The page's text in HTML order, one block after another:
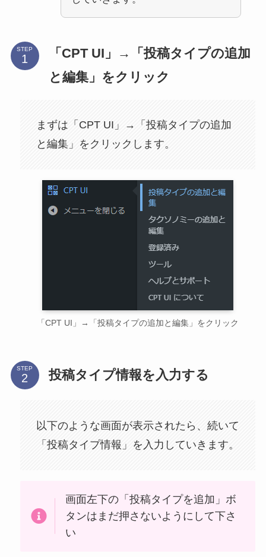
STEP
「CPT UI」→「投稿タイプの追加
と編集」をクリック
まずは「CPT UI」→「投稿タイプの追加
と編集」をクリックします。
「CPT UI」→「投稿タイプの追加と編集」をクリック
STEP 投稿タイプ情報を入力する
以下のような画面が表示されたら、続いて
「投稿タイプ情報」を入力していきます。
画面左下の「投稿タイプを追加」ボ
タンはまだ押さないようにして下さ
い